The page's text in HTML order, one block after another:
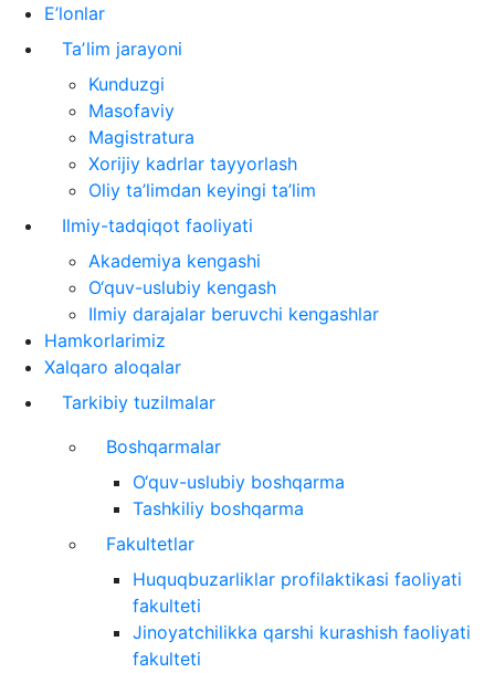
E’lonlar
Taʼlim jarayoni
Kunduzgi
Masofaviy
Magistratura
Xorijiy kadrlar tayyorlash
Oliy ta’limdan keyingi ta’lim
Ilmiy-tadqiqot faoliyati
Akademiya kengashi
O‘quv-uslubiy kengash
Ilmiy darajalar beruvchi kengashlar
Hamkorlarimiz
Xalqaro aloqalar
Tarkibiy tuzilmalar
Boshqarmalar
O‘quv-uslubiy boshqarma
Tashkiliy boshqarma
Fakultetlar
Huquqbuzarliklar profilaktikasi faoliyati
fakulteti
Jinoyatchilikka qarshi kurashish faoliyati
fakulteti